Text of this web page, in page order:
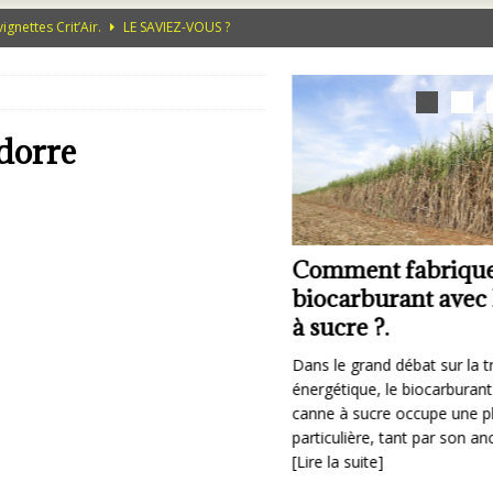
Crit’Air.
LE SAVIEZ-VOUS ?
pour l’environnement.
mais aussi pour nos oiseaux.
ENVIRONNEMENT - SCIENCES -
LE SAVIEZ-VOUS ?
LE SAVIEZ-VOUS ?
Comment
biocarburant avec
à sucre ?.
Dans le grand débat sur la
énergétique, le
canne à sucre occupe une
particulière, tant par son
[Lire la suite]